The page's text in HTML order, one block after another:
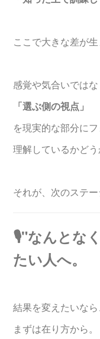
ここで大きな差が生
感覚や気合いではな
「選ぶ側の視点」
を現実的な部分に
理解しているかどう
それが、次のステ
🎙️"なんとな
たい人へ。
結果を変えたいなら
まずは在り方から。